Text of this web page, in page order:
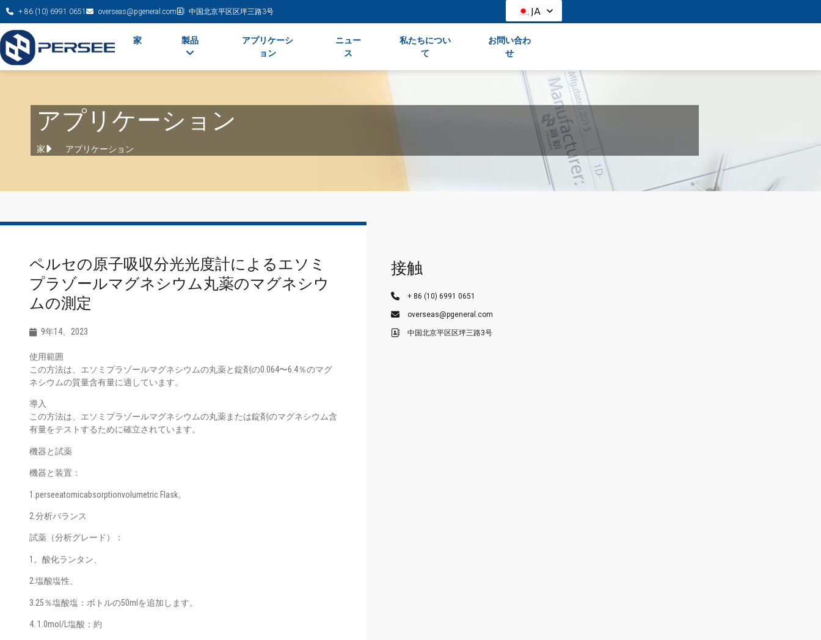
+ 86 (10) 6991 0651 overseas@pgeneral.com 中国北京平区区坪三路3号 JA
家 製品
アプリケーシ
ョン
ニュー
ス
私たちについ
て
お問い合わ
せ
アプリケーション
家 アプリケーション
ペルセの原子吸収分光光度計によるエソミ
プラゾールマグネシウム丸薬のマグネシウ
ムの測定
9年14、2023
使用範囲
この方法は、エソミプラゾールマグネシウムの丸薬と錠剤の0.064〜6.4％のマグ
ネシウムの質量含有量に適しています。
導入
この方法は、エソミプラゾールマグネシウムの丸薬または錠剤のマグネシウム含
有量をテストするために確立されています。
機器と試薬
機器と装置：
1.perseeatomicabsorptionvolumetric Flask。
2.分析バランス
試薬（分析グレード）：
1。酸化ランタン、
2.塩酸塩性、
3.25％塩酸塩：ボトルの50mlを追加します。
4. 1.0mol/L塩酸：約
接触
+ 86 (10) 6991 0651
overseas@pgeneral.com
中国北京平区区坪三路3号